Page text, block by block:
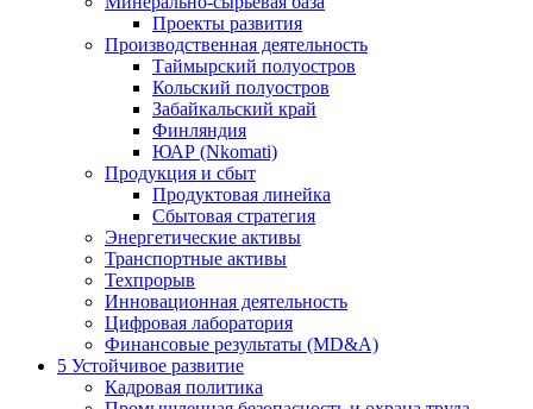
Проекты развития
Производственная деятельность
Таймырский полуостров
Кольский полуостров
Забайкальский край
Финляндия
ЮАР (Nkomati)
Продукция и сбыт
Продуктовая линейка
Сбытовая стратегия
Энергетические активы
Транспортные активы
Техпрорыв
Инновационная деятельность
Цифровая лаборатория
Финансовые результаты (MD&A)
5 Устойчивое развитие
Кадровая политика